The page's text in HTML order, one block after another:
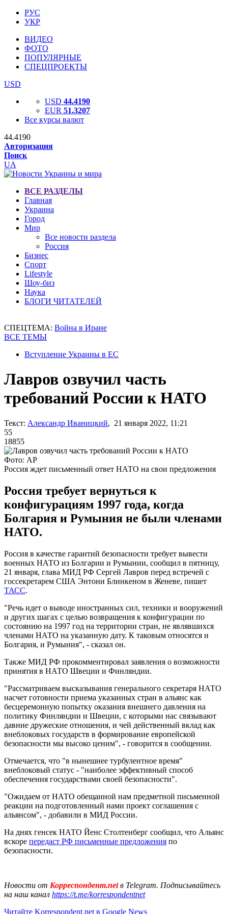
РУС
УКР
ВИДЕО
ФОТО
ПОПУЛЯРНЫЕ
СПЕЦПРОЕКТЫ
USD
USD 44.4190
EUR 51.3207
Все курсы валют
44.4190
Авторизация
Поиск
UA
ВСЕ РАЗДЕЛЫ
Главная
Украина
Город
Мир
Все новости раздела
Россия
Бизнес
Спорт
Lifestyle
Шоу-биз
Наука
БЛОГИ ЧИТАТЕЛЕЙ
СПЕЦТЕМА: Война в Иране
ВСЕ ТЕМЫ
Вступление Украины в ЕС
Лавров озвучил часть
требований России к НАТО
Текст: Александр Иваницкий, 21 января 2022, 11:21
55
18855
Фото: AP
Россия ждет письменный ответ НАТО на свои предложения
Россия требует вернуться к
конфигурациям 1997 года, когда
Болгария и Румыния не были членами
НАТО.
Россия в качестве гарантий безопасности требует вывести
военных НАТО из Болгарии и Румынии, сообщил в пятницу,
21 января, глава МИД РФ Сергей Лавров перед встречей с
госсекретарем США Энтони Блинкеном в Женеве, пишет
ТАСС.
"Речь идет о выводе иностранных сил, техники и вооружений
и других шагах с целью возвращения к конфигурации по
состоянию на 1997 год на территории стран, не являвшихся
членами НАТО на указанную дату. К таковым относятся и
Болгария, и Румыния", - сказал он.
Также МИД РФ прокомментировал заявления о возможности
принятия в НАТО Швеции и Финляндии.
"Рассматриваем высказывания генерального секретаря НАТО
насчет готовности приема указанных стран в альянс как
бесцеремонную попытку оказания внешнего давления на
политику Финляндии и Швеции, с которыми нас связывают
давние дружеские отношения, и чей действенный вклад как
внеблоковых государств в формирование европейской
безопасности мы высоко ценим", - говорится в сообщении.
Отмечается, что "в нынешнее турбулентное время"
внеблоковый статус - "наиболее эффективный способ
обеспечения государствами своей безопасности".
"Ожидаем от НАТО обещанной нам предметной письменной
реакции на подготовленный нами проект соглашения с
альянсом", - добавили в МИД России.
На днях генсек НАТО Йенс Столтенберг сообщил, что Альянс
вскоре передаст РФ письменные предложения по
безопасности.
Новости от Корреспондент.netв Telegram. Подписывайтесь
на наш канал https://t.me/korrespondentnet
Читайте Korrespondent.net в Google News